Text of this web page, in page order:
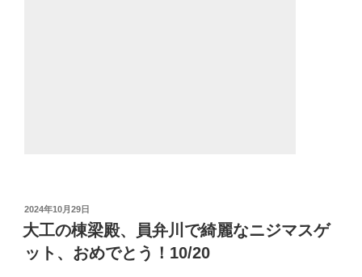
投
稿
日:
2024年10月29日
大工の棟梁殿、員弁川で綺麗なニジマスゲ
ット、おめでとう！10/20